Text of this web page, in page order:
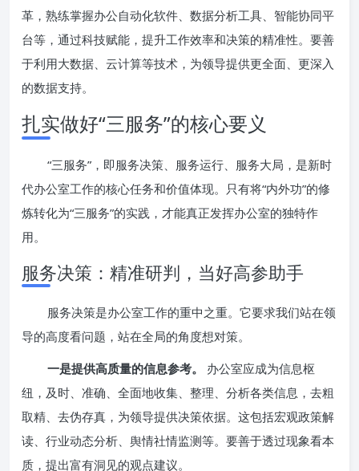
革，熟练掌握办公自动化软件、数据分析工具、智能协同平
台等，通过科技赋能，提升工作效率和决策的精准性。要善
于利用大数据、云计算等技术，为领导提供更全面、更深入
的数据支持。
扎实做好“三服务”的核心要义
“三服务”，即服务决策、服务运行、服务大局，是新时
代办公室工作的核心任务和价值体现。只有将“内外功”的修
炼转化为“三服务”的实践，才能真正发挥办公室的独特作
用。
服务决策：精准研判，当好高参助手
服务决策是办公室工作的重中之重。它要求我们站在领
导的高度看问题，站在全局的角度想对策。
一是提供高质量的信息参考。
办公室应成为信息枢
纽，及时、准确、全面地收集、整理、分析各类信息，去粗
取精、去伪存真，为领导提供决策依据。这包括宏观政策解
读、行业动态分析、舆情社情监测等。要善于透过现象看本
质，提出富有洞见的观点建议。